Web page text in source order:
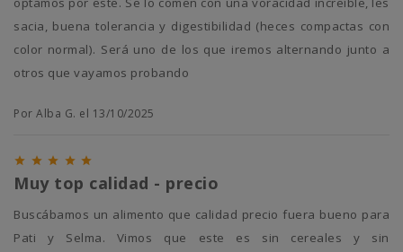
sacia, buena tolerancia y digestibilidad (heces compactas con
color normal). Será uno de los que iremos alternando junto a
otros que vayamos probando
Por Alba G. el 13/10/2025
    
Muy top calidad - precio
Buscábamos un alimento que calidad precio fuera bueno para
Pati y Selma. Vimos que este es sin cereales y sin